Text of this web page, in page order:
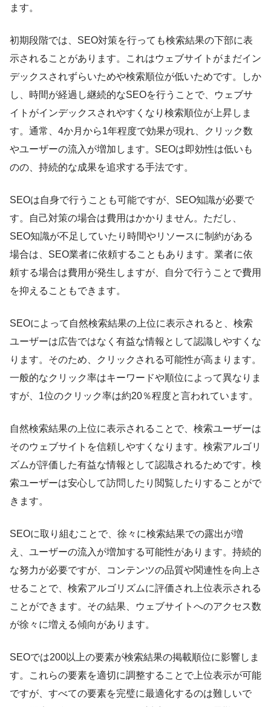
ます。
初期段階では、SEO対策を行っても検索結果の下部に表
示されることがあります。これはウェブサイトがまだイン
デックスされずらいためや検索順位が低いためです。しか
し、時間が経過し継続的なSEOを行うことで、ウェブサ
イトがインデックスされやすくなり検索順位が上昇しま
す。通常、4か月から1年程度で効果が現れ、クリック数
やユーザーの流入が増加します。SEOは即効性は低いも
のの、持続的な成果を追求する手法です。
SEOは自身で行うことも可能ですが、SEO知識が必要で
す。自己対策の場合は費用はかかりません。ただし、
SEO知識が不足していたり時間やリソースに制約がある
場合は、SEO業者に依頼することもあります。業者に依
頼する場合は費用が発生しますが、自分で行うことで費用
を抑えることもできます。
SEOによって自然検索結果の上位に表示されると、検索
ユーザーは広告ではなく有益な情報として認識しやすくな
ります。そのため、クリックされる可能性が高まります。
一般的なクリック率はキーワードや順位によって異なりま
すが、1位のクリック率は約20％程度と言われています。
自然検索結果の上位に表示されることで、検索ユーザーは
そのウェブサイトを信頼しやすくなります。検索アルゴリ
ズムが評価した有益な情報として認識されるためです。検
索ユーザーは安心して訪問したり閲覧したりすることがで
きます。
SEOに取り組むことで、徐々に検索結果での露出が増
え、ユーザーの流入が増加する可能性があります。持続的
な努力が必要ですが、コンテンツの品質や関連性を向上さ
せることで、検索アルゴリズムに評価され上位表示される
ことができます。その結果、ウェブサイトへのアクセス数
が徐々に増える傾向があります。
SEOでは200以上の要素が検索結果の掲載順位に影響しま
す。これらの要素を適切に調整することで上位表示が可能
ですが、すべての要素を完璧に最適化するのは難しいで